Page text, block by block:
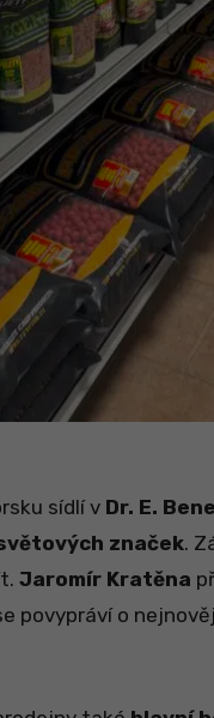
sídlí v Dr. E.
značek.
Jaromír Kratěna
povypráví o